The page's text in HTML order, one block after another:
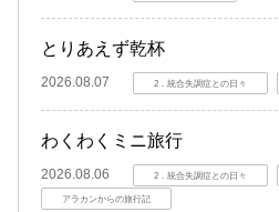
とりあえず乾杯
2026.08.07 2．統合失調症との日々
わくわくミニ旅行
2026.08.06 2．統合失調症との日々
アラカンからの旅行記